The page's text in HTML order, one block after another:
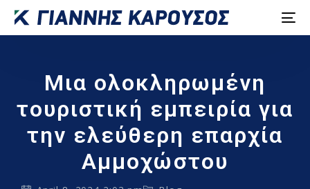
Μια ολοκληρωμένη
τουριστική εμπειρία για
την ελεύθερη επαρχία
Αμμοχώστου